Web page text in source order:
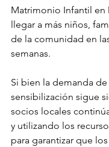
Matrimonio Infantil en
llegar a más niños,
de la comunidad en
semanas.
Si bien la demanda
sensibilización sigue
socios locales
y utilizando los
para garantizar que